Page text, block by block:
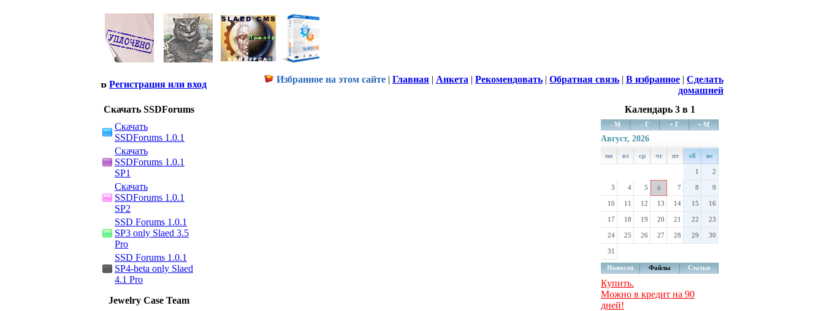
Регистрация или вход Избранное на этом сайте | Главная | Анкета | Рекомендовать | Обратная связь | В избранное | Сделать
домашней
Скачать SSDForums
Скачать
SSDForums 1.0.1
Скачать
SSDForums 1.0.1
SP1
Скачать
SSDForums 1.0.1
SP2
SSD Forums 1.0.1
SP3 only Slaed 3.5
Pro
SSD Forums 1.0.1
SP4-beta only Slaed
4.1 Pro
Jewelry Сase Team
Календарь 3 в 1
- М - Г + Г + М
Август, 2026
пн вт ср чт пт сб вс
1 2
3 4 5 6 7 8 9
10 11 12 13 14 15 16
17 18 19 20 21 22 23
24 25 26 27 28 29 30
31
Новости Файлы Статьи
Купить.
Можно в кредит на 90
дней!